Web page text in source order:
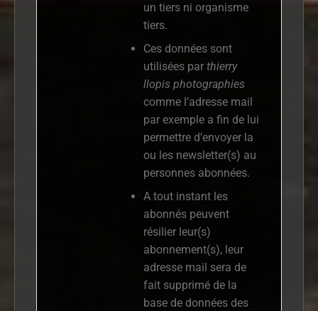
un tiers ni organisme
tiers.
Ces données sont
utilisées par thierry
llopis photographies
comme l’adresse mail
par exemple a fin de lui
permettre d’envoyer la
ou les newsletter(s) au
personnes abonnées.
A tout instant les
abonnés peuvent
résilier leur(s)
abonnement(s), leur
adresse mail sera de
fait supprimé de la
base de données des